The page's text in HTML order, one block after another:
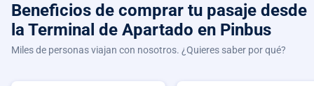
Beneficios de comprar tu pasaje desde
la Terminal de Apartado en Pinbus
Miles de personas viajan con nosotros. ¿Quieres saber por qué?